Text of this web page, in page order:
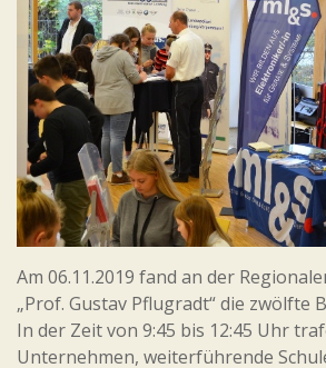
Am 06.11.2019 fand an der
„Prof. Gustav Pflugradt“ die zwölfte
In der Zeit von 9:45 bis 12:45 Uhr
Unternehmen, weiterführende